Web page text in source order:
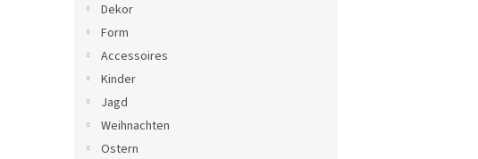
Dekor
Form
Accessoires
Kinder
Jagd
Weihnachten
Ostern